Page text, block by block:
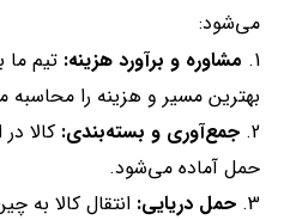
می‌شود:
مشاوره و برآورد هزینه: تیم ما
بهترین مسیر و هزینه را محاسبه
جمع‌آوری و بسته‌بندی: کالا
حمل آماده می‌شود.
حمل دریایی: انتقال کالا